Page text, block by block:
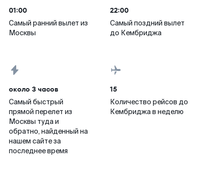
01:00
Самый ранний вылет из
Москвы
22:00
Самый поздний вылет
до Кембриджа
около 3 часов
Самый быстрый
прямой перелет из
Москвы туда и
обратно, найденный на
нашем сайте за
последнее время
15
Количество рейсов до
Кембриджа в неделю